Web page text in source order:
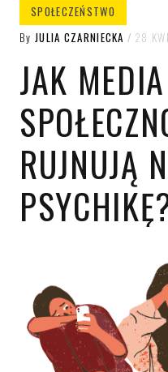
SPOŁECZEŃSTWO
By JULIA CZARNIECKA 28
JAK MEDIA
RUJNUJĄ